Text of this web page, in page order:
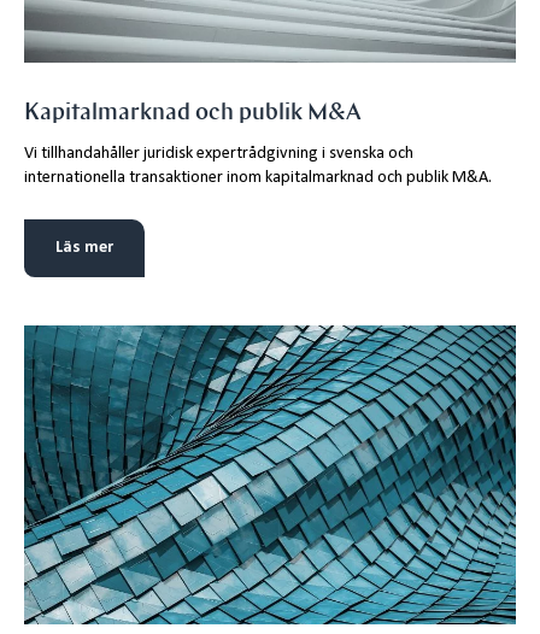
Kapitalmarknad och publik M&A
Vi tillhandahåller juridisk expertrådgivning i svenska och
internationella transaktioner inom kapitalmarknad och publik M&A.
Läs mer